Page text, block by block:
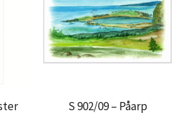
S 902/09 – Påarp